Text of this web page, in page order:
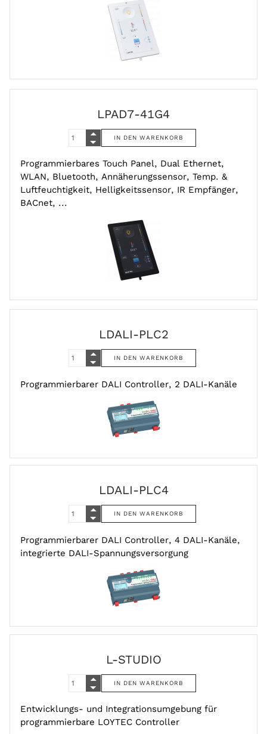
LPAD7-41G4
Programmierbares Touch Panel, Dual Ethernet,
WLAN, Bluetooth, Annäherungssensor, Temp. &
Luftfeuchtigkeit, Helligkeitssensor, IR Empfänger,
BACnet, ...
LDALI-PLC2
Programmierbarer DALI Controller, 2 DALI-Kanäle
LDALI-PLC4
Programmierbarer DALI Controller, 4 DALI-Kanäle,
integrierte DALI-Spannungsversorgung
L-STUDIO
Entwicklungs- und Integrationsumgebung für
programmierbare LOYTEC Controller